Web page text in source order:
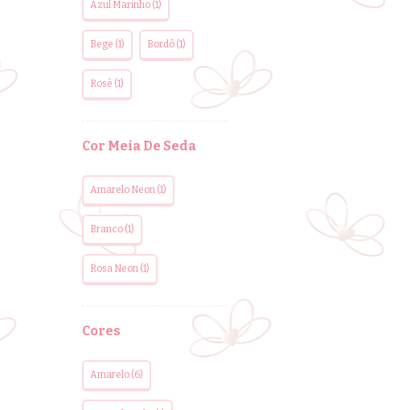
Azul Marinho (1)
Bege (1) Bordô (1)
Rosê (1)
Cor Meia De Seda
Amarelo Neon (1)
Branco (1)
Rosa Neon (1)
Cores
Amarelo (6)